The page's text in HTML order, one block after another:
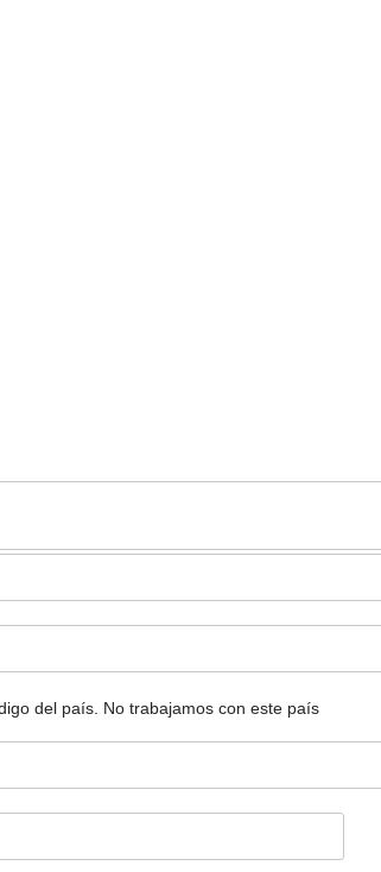
del país. No trabajamos con este país